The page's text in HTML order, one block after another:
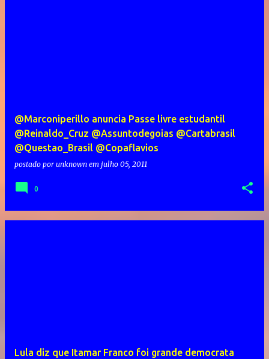
@Marconiperillo anuncia Passe livre estudantil
@Reinaldo_Cruz @Assuntodegoias @Cartabrasil
@Questao_Brasil @Copaflavios
postado por unknown em julho 05, 2011
0
Lula diz que Itamar Franco foi grande democrata